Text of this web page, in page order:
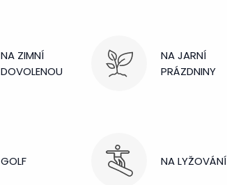
NA ZIMNÍ
DOVOLENOU
NA JARNÍ
PRÁZDNINY
GOLF NA LYŽOVÁNÍ